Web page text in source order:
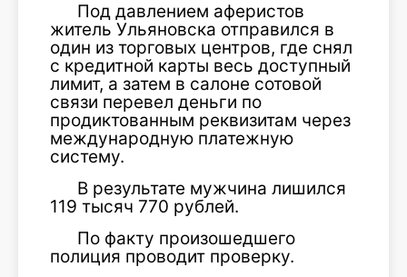
Под давлением аферистов
житель Ульяновска отправился в
один из торговых центров, где снял
с кредитной карты весь доступный
лимит, а затем в салоне сотовой
связи перевел деньги по
продиктованным реквизитам через
международную платежную
систему.
В результате мужчина лишился
119 тысяч 770 рублей.
По факту произошедшего
полиция проводит проверку.